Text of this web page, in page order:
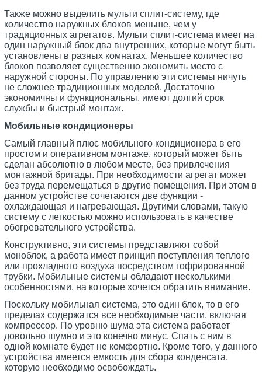
Также можно выделить мульти сплит-систему, где
количество наружных блоков меньше, чем у
традиционных агрегатов. Мульти сплит-система имеет на
один наружный блок два внутренних, которые могут быть
установлены в разных комнатах. Меньшее количество
блоков позволяет существенно экономить место с
наружной стороны. По управлению эти системы ничуть
не сложнее традиционных моделей. Достаточно
экономичны и функциональны, имеют долгий срок
службы и быстрый монтаж.
Мобильные кондиционеры
Самый главный плюс мобильного кондиционера в его
простом и оперативном монтаже, который может быть
сделан абсолютно в любом месте, без привлечения
монтажной бригады. При необходимости агрегат может
без труда перемещаться в другие помещения. При этом в
данном устройстве сочетаются две функции -
охлаждающая и нагревающая. Другими словами, такую
систему с легкостью можно использовать в качестве
обогревательного устройства.
Конструктивно, эти системы представляют собой
моноблок, а работа имеет принцип поступления теплого
или прохладного воздуха посредством гофрированной
трубки. Мобильные системы обладают несколькими
особенностями, на которые хочется обратить внимание.
Поскольку мобильная система, это один блок, то в его
пределах содержатся все необходимые части, включая
компрессор. По уровню шума эта система работает
довольно шумно и это конечно минус. Спать с ним в
одной комнате будет не комфортно. Кроме того, у данного
устройства имеется емкость для сбора конденсата,
которую необходимо освобождать.